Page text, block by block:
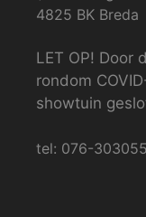
4825 BK Breda
LET OP! Door
rondom
showtuin
tel: 076-